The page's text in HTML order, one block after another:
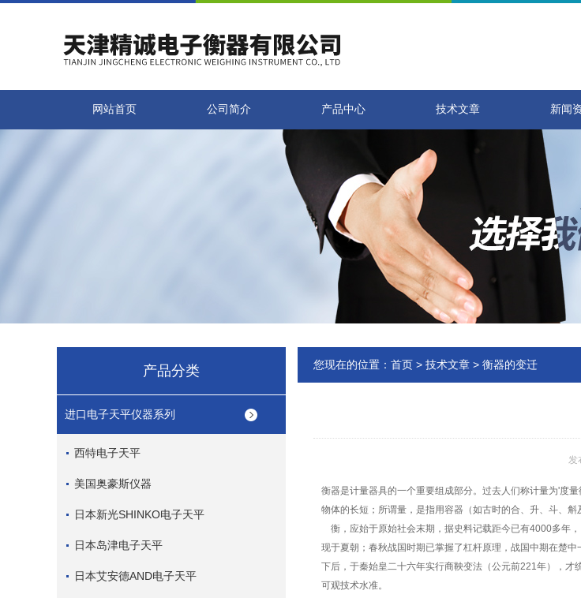
网站首页 公司简介 产品中心 技术文章 新闻
产品分类
进口电子天平仪器系列
西特电子天平
美国奥豪斯仪器
日本新光SHINKO电子天平
日本岛津电子天平
日本艾安德AND电子天平
您现在的位置： 首页 > 技术文章 > 衡器的变迁
发
衡器是计量器具的一个重要组成部分。过去人们称计量为'度量
物体的长短；所谓量，是指用容器（如古时的合、升、斗、
衡 ，应始于原始社会末期，据史料记载距今已有4000多年
现于夏朝；春秋战国时期已掌握了杠杆原理，战国中期在楚
下后，于秦始皇二十六年实行商鞅变法（公元前221年），才
可观技术水准。